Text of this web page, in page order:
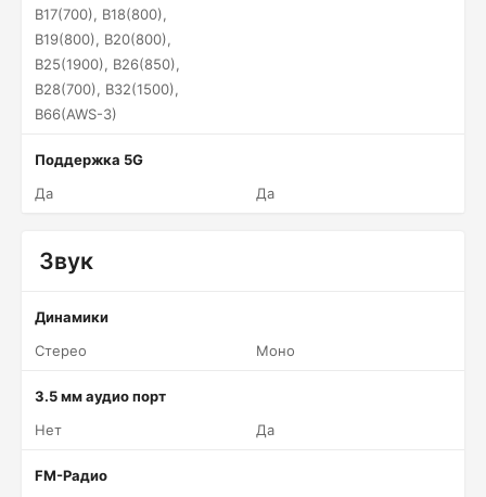
B17(700), B18(800),
B19(800), B20(800),
B25(1900), B26(850),
B28(700), B32(1500),
B66(AWS-3)
Поддержка 5G
Да
Да
Звук
Динамики
Стерео
Моно
3.5 мм аудио порт
Нет
Да
FM-Радио